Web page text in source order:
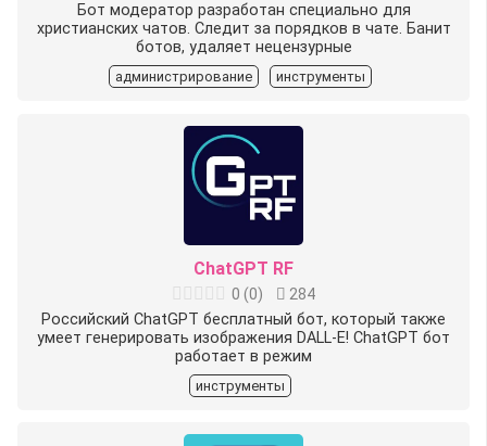
Бот модератор разработан специально для
христианских чатов. Следит за порядков в чате. Банит
ботов, удаляет нецензурные
администрирование инструменты
ChatGPT RF
0 (0)
284
Российский ChatGPT бесплатный бот, который также
умеет генерировать изображения DALL-E! ChatGPT бот
работает в режим
инструменты